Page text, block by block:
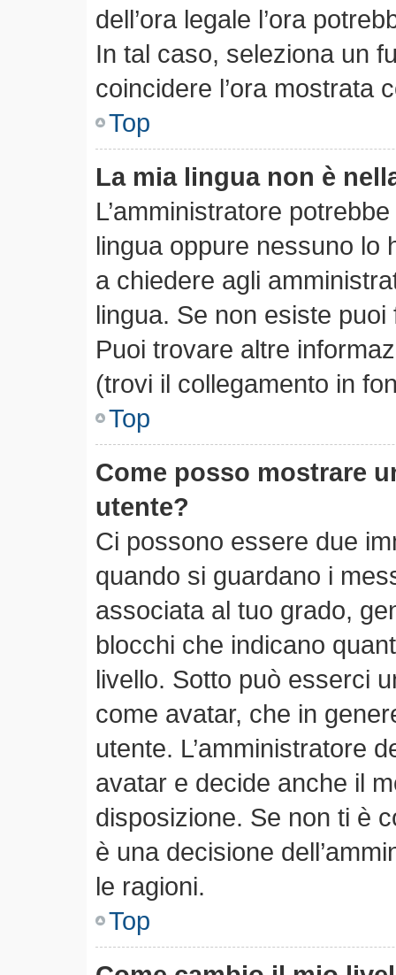
dell’ora legale l’ora
In tal caso, seleziona un
coincidere l’ora mostrata
Top
La mia lingua non è
L’amministratore
lingua oppure nessuno lo
a chiedere agli
lingua. Se non esiste
Puoi trovare altre
(trovi il collegamento in
Top
Come posso mostrare
utente?
Ci possono essere due
quando si guardano i
associata al tuo grado,
blocchi che indicano
livello. Sotto può esserci
come avatar, che in
utente. L’amministratore
avatar e decide anche il
disposizione. Se non ti è
è una decisione
le ragioni.
Top